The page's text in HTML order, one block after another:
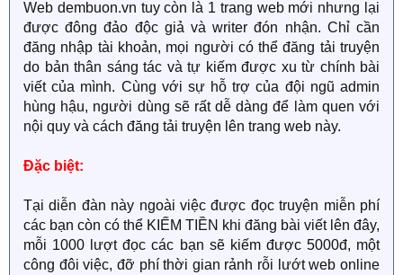
Web dembuon.vn tuy còn là 1 trang web mới nhưng lại
được đông đảo độc giả và writer đón nhận. Chỉ cần
đăng nhập tài khoản, mọi người có thể đăng tải truyện
do bản thân sáng tác và tự kiếm được xu từ chính bài
viết của mình. Cùng với sự hỗ trợ của đội ngũ admin
hùng hậu, người dùng sẽ rất dễ dàng để làm quen với
nội quy và cách đăng tải truyện lên trang web này.
Đặc biệt:
Tại diễn đàn này ngoài việc được đọc truyện miễn phí
các bạn còn có thể KIẾM TIỀN khi đăng bài viết lên đây,
mỗi 1000 lượt đọc các bạn sẽ kiếm được 5000đ, một
công đôi việc, đỡ phí thời gian rảnh rỗi lướt web online